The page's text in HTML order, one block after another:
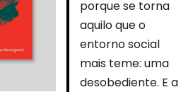
porque se torna
aquilo que o
entorno social
mais teme: uma
desobediente. E a